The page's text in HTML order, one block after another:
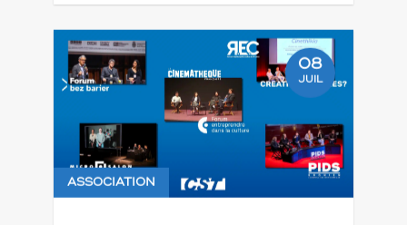
08
JUIL
ASSOCIATION